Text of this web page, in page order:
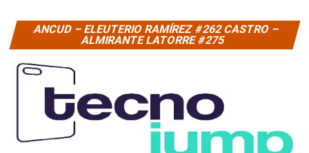
ANCUD – ELEUTERIO RAMÍREZ #262 CASTRO –
ALMIRANTE LATORRE #275